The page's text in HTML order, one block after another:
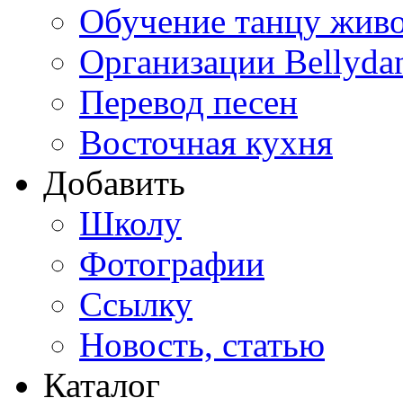
Обучение танцу
Организации
Перевод песен
Восточная кухня
Добавить
Школу
Фотографии
Ссылку
Новость, статью
Каталог